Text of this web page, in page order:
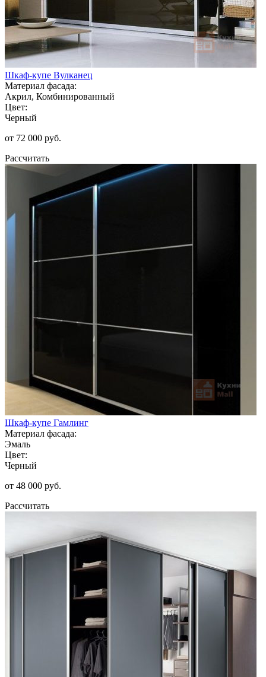
Шкаф-купе Вулканец
Материал фасада:
Акрил, Комбинированный
Цвет:
Черный
от 72 000 руб.
Рассчитать
Шкаф-купе Гамлинг
Материал фасада:
Эмаль
Цвет:
Черный
от 48 000 руб.
Рассчитать